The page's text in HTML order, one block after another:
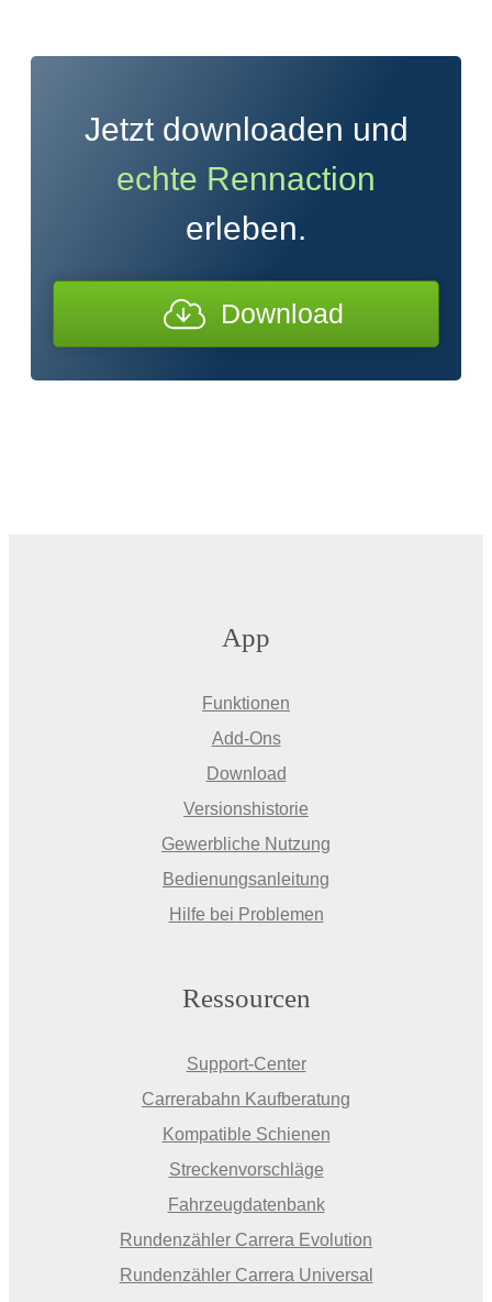
Jetzt downloaden und
echte Rennaction
erleben.
Download
App
Funktionen
Add-Ons
Download
Versionshistorie
Gewerbliche Nutzung
Bedienungsanleitung
Hilfe bei Problemen
Ressourcen
Support-Center
Carrerabahn Kaufberatung
Kompatible Schienen
Streckenvorschläge
Fahrzeugdatenbank
Rundenzähler Carrera Evolution
Rundenzähler Carrera Universal